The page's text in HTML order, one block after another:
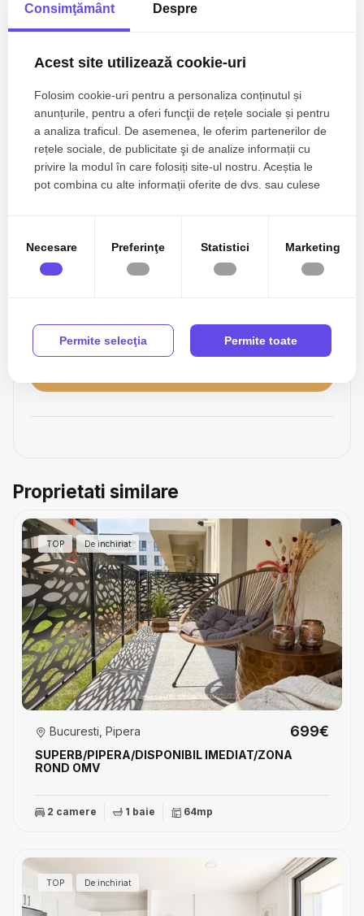
0722 599 599
Esti interesat de aceasta proprietate ?
de confidentialitate
Proprietati similare
TOP De inchiriat
SUPERB/PIPERA/DISPONIBIL IMEDIAT/ZONA
ROND OMV
Bucuresti, Pipera 699€
2 camere 1 baie 64mp
TOP De inchiriat
Consimţământ Despre
Acest site utilizează cookie-uri
Folosim cookie-uri pentru a personaliza conținutul și
anunțurile, pentru a oferi funcţii de rețele sociale și pentru
a analiza traficul. De asemenea, le oferim partenerilor de
rețele sociale, de publicitate şi de analize informații cu
privire la modul în care folosiți site-ul nostru. Aceștia le
pot combina cu alte informații oferite de dvs. sau culese
Necesare Preferinţe Statistici Marketing
Permite selecţia Permite toate